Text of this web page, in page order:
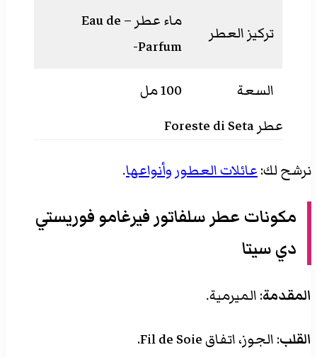
تركيز العطر
ماء عطر – Eau de
Parfum-
السعة
100 مل
عطر Foreste di Seta
نرشح لك:عائلات العطور وأنواعها.
مكونات عطر سلفاتور فيرغامو فوريستي
دي سيتا
المقدمة: الميرمية.
القلب: الجوز، اتفاق Fil de Soie.